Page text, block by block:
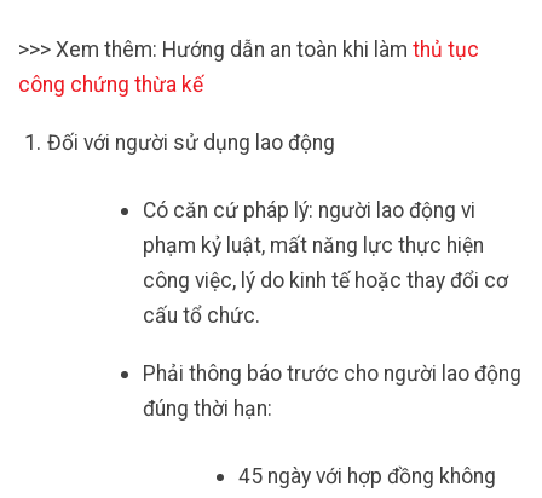
>>> Xem thêm: Hướng dẫn an toàn khi làm thủ tục
công chứng thừa kế
Đối với người sử dụng lao động
Có căn cứ pháp lý: người lao động vi
phạm kỷ luật, mất năng lực thực hiện
công việc, lý do kinh tế hoặc thay đổi cơ
cấu tổ chức.
Phải thông báo trước cho người lao động
đúng thời hạn:
45 ngày với hợp đồng không